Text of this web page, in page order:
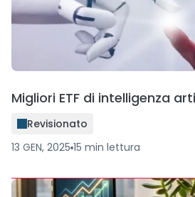
Migliori ETF di intelligenza
Revisionato
13 GEN, 2025 15 min lettura